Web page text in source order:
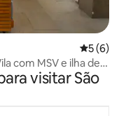
5 de
5 (6)
com MSV e ilha de
visitar São